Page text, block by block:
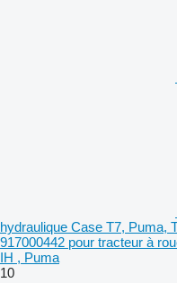
hydraulique Case T7, Puma,
917000442 pour tracteur à
IH , Puma
10